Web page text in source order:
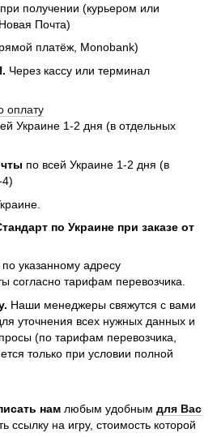
при получении (курьером или
Почта)
платёж, Monobank)
Через кассу или терминал
оплату
Украине 1-2 дня (в отдельных
по всей Украине 1-2 дня (в
4)
по Украине при заказе от
по указанному адресу
согласно тарифам перевозчика.
Наши менеджеры свяжутся с вами
уточнения всех нужных данных и
(по тарифам перевозчика,
только при условии полной
нам любым удобным для Вас
ссылку на игру, стоимость которой